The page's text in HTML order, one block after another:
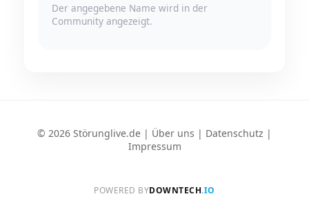
Der angegebene Name wird in der
Community angezeigt.
© 2026 Störunglive.de | Über uns | Datenschutz |
Impressum
POWERED BYDOWNTECH.IO